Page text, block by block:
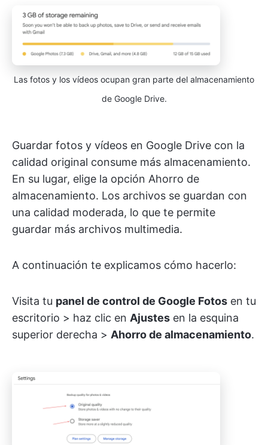
Las fotos y los vídeos ocupan gran parte del almacenamiento
de Google Drive.
Guardar fotos y vídeos en Google Drive con la
calidad original consume más almacenamiento.
En su lugar, elige la opción Ahorro de
almacenamiento. Los archivos se guardan con
una calidad moderada, lo que te permite
guardar más archivos multimedia.
A continuación te explicamos cómo hacerlo:
Visita tu panel de control de Google Fotos en tu
escritorio > haz clic en Ajustes en la esquina
superior derecha > Ahorro de almacenamiento.